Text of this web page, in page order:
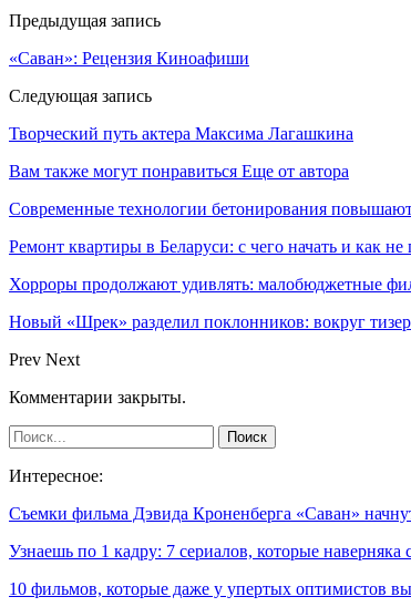
Предыдущая запись
«Саван»: Рецензия Киноафиши
Следующая запись
Творческий путь актера Максима Лагашкина
Вам также могут понравиться Еще от автора
Современные технологии бетонирования повышают
Ремонт квартиры в Беларуси: с чего начать и как не
Хорроры продолжают удивлять: малобюджетные
Новый «Шрек» разделил поклонников: вокруг
Prev Next
Комментарии закрыты.
Интересное:
Съемки фильма Дэвида Кроненберга «Саван»
Узнаешь по 1 кадру: 7 сериалов, которые
10 фильмов, которые даже у упертых оптимистов